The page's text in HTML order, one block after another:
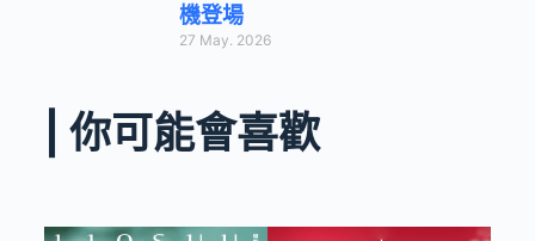
機登場
27 May. 2026
| 你可能會喜歡